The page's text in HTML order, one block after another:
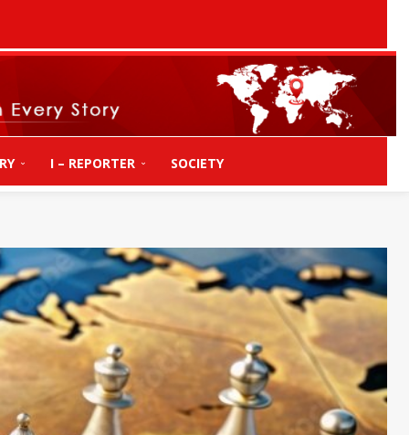
I – REPORTER SOCIETY